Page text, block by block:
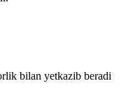
bilan yetkazib beradi